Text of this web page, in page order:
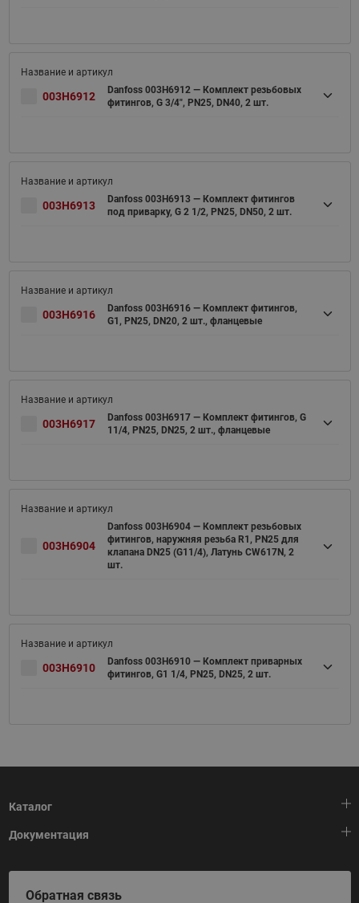
003H6912
Danfoss 003H6912 — Комплект резьбовых
фитингов, G 3/4", PN25, DN40, 2 шт.
003H6913
Danfoss 003H6913 — Комплект фитингов
под приварку, G 2 1/2, PN25, DN50, 2 шт.
003H6916
Danfoss 003H6916 — Комплект фитингов,
G1, PN25, DN20, 2 шт., фланцевые
003H6917
Danfoss 003H6917 — Комплект фитингов, G
11/4, PN25, DN25, 2 шт., фланцевые
003H6904
Danfoss 003H6904 — Комплект резьбовых
фитингов, наружняя резьба R1, PN25 для
клапана DN25 (G11/4), Латунь CW617N, 2
шт.
003H6910
Danfoss 003H6910 — Комплект приварных
фитингов, G1 1/4, PN25, DN25, 2 шт.
Каталог
Тепловая автоматика
Холодильная техника
Приводная техника
Документация
HeatPlatform (Тепловая платформа)
Полезные программы и инструменты
Обратная связь